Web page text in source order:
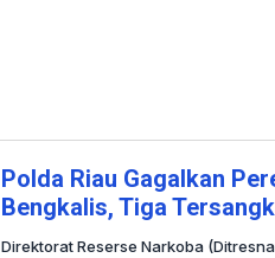
Polda Riau Gagalkan
Bengkalis, Tiga
Direktorat Reserse Narkoba